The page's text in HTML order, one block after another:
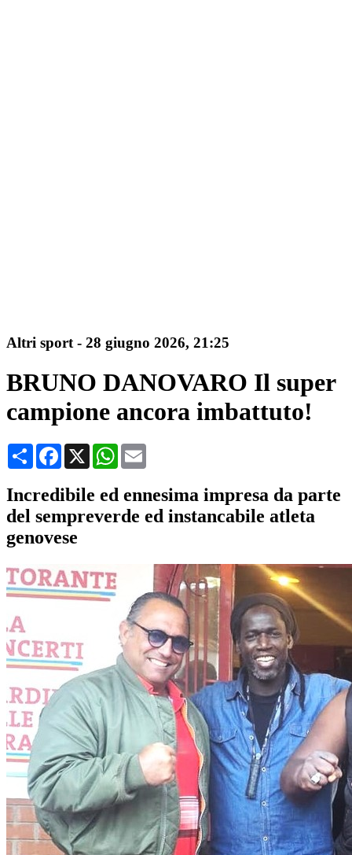
Altri sport - 28 giugno 2026, 21:25
BRUNO DANOVARO Il super
campione ancora imbattuto!
CondividiFacebook
X WhatsApp
Incredibile ed ennesima impresa da parte
del sempreverde ed instancabile atleta
genovese